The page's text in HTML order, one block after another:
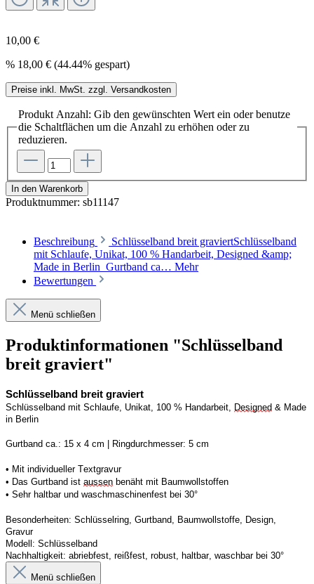
10,00 €
% 18,00 € (44.44% gespart)
Preise inkl. MwSt. zzgl. Versandkosten
Produkt Anzahl: Gib den gewünschten Wert ein oder benutze
die Schaltflächen um die Anzahl zu erhöhen oder zu
reduzieren.
In den Warenkorb
Produktnummer: sb11147
Beschreibung
Schlüsselband breit graviertSchlüsselband
mit Schlaufe, Unikat, 100 % Handarbeit, Designed &amp;
Made in Berlin Gurtband ca… Mehr
Bewertungen
Menü schließen
Produktinformationen "Schlüsselband
breit graviert"
Schlüsselband breit graviert
Schlüsselband mit Schlaufe, Unikat, 100 % Handarbeit, Designed & Made
in Berlin
Gurtband ca.: 15 x 4 cm | Ringdurchmesser: 5 cm
• Mit individueller Textgravur
• Das Gurtband ist aussen benäht mit Baumwollstoffen
• Sehr haltbar und waschmaschinenfest bei 30°
Besonderheiten: Schlüsselring, Gurtband, Baumwollstoffe, Design,
Gravur
Modell: Schlüsselband
Nachhaltigkeit: abriebfest, reißfest, robust, haltbar, waschbar bei 30°
Menü schließen